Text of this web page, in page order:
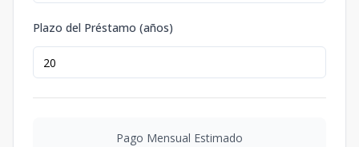
Plazo del Préstamo (años)
Pago Mensual Estimado